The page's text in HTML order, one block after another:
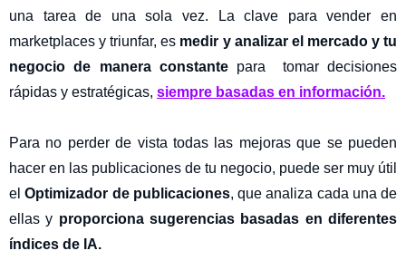
una tarea de una sola vez. La clave para vender en
marketplaces y triunfar, es medir y analizar el mercado y tu
negocio de manera constantepara tomar decisiones
rápidas y estratégicas, siempre basadas en información.
Para no perder de vista todas las mejoras que se pueden
hacer en las publicaciones de tu negocio, puede ser muy útil
elOptimizador de publicaciones, que analiza cada una de
ellas y proporciona sugerencias basadas en diferentes
índices de IA.